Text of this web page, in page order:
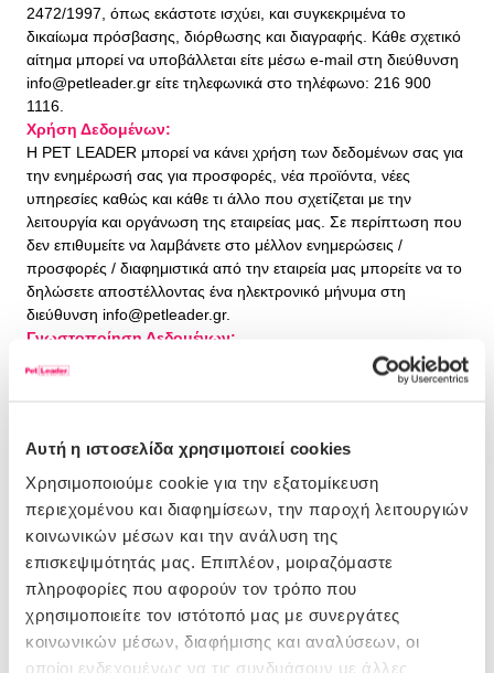
Αυτή η ιστοσελίδα χρησιμοποιεί cookies
Χρησιμοποιούμε cookie για την εξατομίκευση
περιεχομένου και διαφημίσεων, την παροχή λειτουργιών
κοινωνικών μέσων και την ανάλυση της
επισκεψιμότητάς μας. Επιπλέον, μοιραζόμαστε
πληροφορίες που αφορούν τον τρόπο που
χρησιμοποιείτε τον ιστότοπό μας με συνεργάτες
κοινωνικών μέσων, διαφήμισης και αναλύσεων, οι
οποίοι ενδεχομένως να τις συνδυάσουν με άλλες
2472/1997, όπως εκάστοτε ισχύει, και συγκεκριμένα το
δικαίωμα πρόσβασης, διόρθωσης και διαγραφής. Κάθε σχετικό
αίτημα μπορεί να υποβάλλεται είτε μέσω e-mail στη διεύθυνση
info@petleader.gr είτε τηλεφωνικά στο τηλέφωνο: 216 900
1116.
Χρήση Δεδομένων:
Η PET LEADER μπορεί να κάνει χρήση των δεδομένων σας για
την ενημέρωσή σας για προσφορές, νέα προϊόντα, νέες
υπηρεσίες καθώς και κάθε τι άλλο που σχετίζεται με την
λειτουργία και οργάνωση της εταιρείας μας. Σε περίπτωση που
δεν επιθυμείτε να λαμβάνετε στο μέλλον ενημερώσεις /
προσφορές / διαφημιστικά από την εταιρεία μας μπορείτε να το
δηλώσετε αποστέλλοντας ένα ηλεκτρονικό μήνυμα στη
διεύθυνση info@petleader.gr.
Γνωστοποίηση Δεδομένων:
Η PET LEADER δεν αποκαλύπτει τα στοιχεία των χρηστών και
απόφαση / διάταξη άλλης δημόσιας αρχής.
Σύνδεση σε άλλες ιστοσελίδες: Μέσω της ιστοσελίδας της PET
LEADER μπορεί να δίνεται η δυνατότητα σύνδεσης με
ιστοσελίδες άλλων εταιριών. Η PET LEADER δεν
φέρει ευθύνη έναντι των χρηστών για τυχόν διαρροή των
προσωπικών τους δεδομένων λόγω χρήσης εκ μέρους τους
μέσα από την ιστοσελίδα της εταιρίας, προϊόντων και
υπηρεσιών τρίτων.
COOKIES:
Η PET LEADER μπορεί να χρησιμοποιεί cookies για την